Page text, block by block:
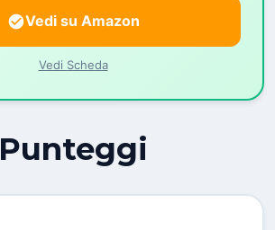
Vedi su Amazon
Vedi Scheda
Punteggi